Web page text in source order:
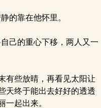
的靠在他怀里。
己的重心下移，两人又一
有些放晴，再看见太阳让
天终于能出去好好的透透
一起出来。